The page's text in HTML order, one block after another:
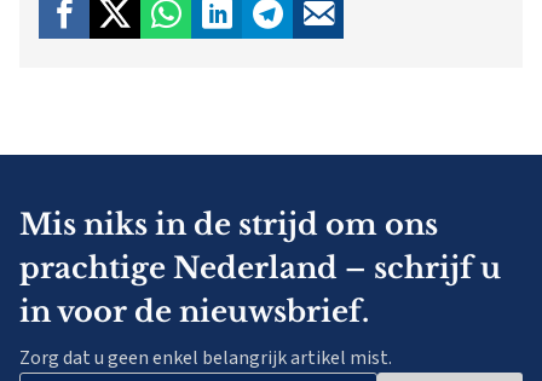
Mis niks in de strijd om ons
prachtige Nederland – schrijf u
in voor de nieuwsbrief.
Zorg dat u geen enkel belangrijk artikel mist.